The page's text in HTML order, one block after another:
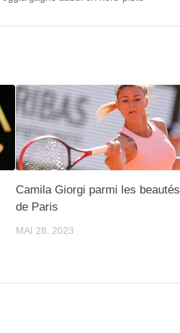
Camila Giorgi parmi les beautés
de Paris
MAI 28, 2023